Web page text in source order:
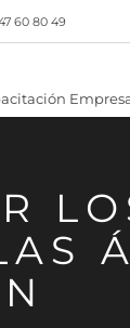
60 80 49